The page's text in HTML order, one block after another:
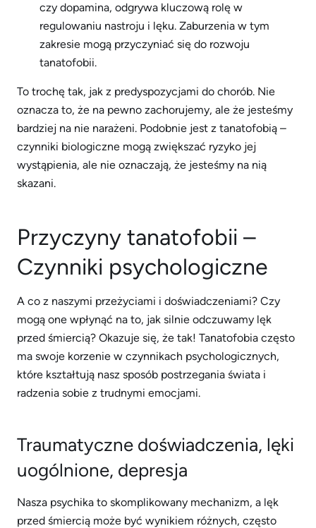
czy dopamina, odgrywa kluczową rolę w
regulowaniu nastroju i lęku. Zaburzenia w tym
zakresie mogą przyczyniać się do rozwoju
tanatofobii.
To trochę tak, jak z predyspozycjami do chorób. Nie
oznacza to, że na pewno zachorujemy, ale że jesteśmy
bardziej na nie narażeni. Podobnie jest z tanatofobią –
czynniki biologiczne mogą zwiększać ryzyko jej
wystąpienia, ale nie oznaczają, że jesteśmy na nią
skazani.
Przyczyny tanatofobii –
Czynniki psychologiczne
A co z naszymi przeżyciami i doświadczeniami? Czy
mogą one wpłynąć na to, jak silnie odczuwamy lęk
przed śmiercią? Okazuje się, że tak! Tanatofobia często
ma swoje korzenie w czynnikach psychologicznych,
które kształtują nasz sposób postrzegania świata i
radzenia sobie z trudnymi emocjami.
Traumatyczne doświadczenia, lęki
uogólnione, depresja
Nasza psychika to skomplikowany mechanizm, a lęk
przed śmiercią może być wynikiem różnych, często